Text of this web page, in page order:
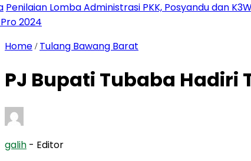
Lomba Administrasi PKK, Posyandu dan K3W,
Home / Tulang Bawang Barat
PJ Bupati Tubaba
galih - Editor